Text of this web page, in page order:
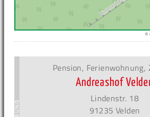
©
Pension, Ferienwohnung,
Andreashof
Lindenstr. 18
91235 Velden